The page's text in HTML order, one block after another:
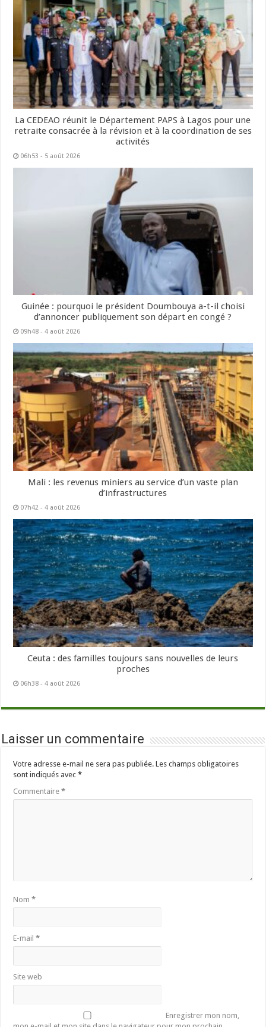
La CEDEAO réunit le Département PAPS à Lagos pour une
retraite consacrée à la révision et à la coordination de ses
activités
06h53 - 5 août 2026
Guinée : pourquoi le président Doumbouya a-t-il choisi
d’annoncer publiquement son départ en congé ?
09h48 - 4 août 2026
Mali : les revenus miniers au service d’un vaste plan
d’infrastructures
07h42 - 4 août 2026
Ceuta : des familles toujours sans nouvelles de leurs
proches
06h38 - 4 août 2026
Laisser un commentaire
Votre adresse e-mail ne sera pas publiée. Les champs obligatoires
sont indiqués avec*
Commentaire*
Nom*
E-mail*
Site web
Enregistrer mon nom,